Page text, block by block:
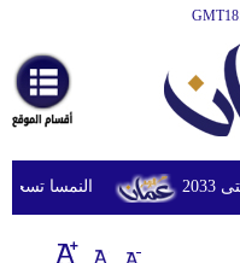
أخبارعاجلة
رياضة
ثقافة
إقتصاد
النمسا تسجل أعلى